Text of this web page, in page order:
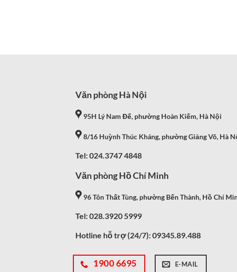
Văn phòng Hà Nội
95H Lý Nam Đế, phường Hoàn Kiếm, Hà Nội
8/16 Huỳnh Thúc Kháng, phường Giảng Võ, Hà
Tel: 024.3747 4848
Văn phòng Hồ Chí Minh
96 Tôn Thất Tùng, phường Bến Thành, Hồ Chí
Tel: 028.3920 5999
Hotline hỗ trợ (24/7):09345.89.488
1900 6695 E-MAIL